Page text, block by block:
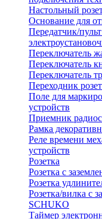
Настольный
Основание для
Передатчик/
Переключатель
Переключатель
Переключатель
Переходник
Поле для
устройств
Приемник
Рамка
Реле времени
устройств
Розетка
Розетка с
Розетка
Розетка/вилка с
SCHUKO
Таймер